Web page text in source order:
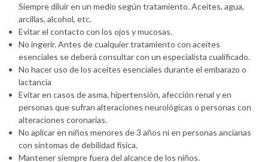
Siempre diluir en un medio según tratamiento. Aceites, agua,
arcillas, alcohol, etc.
Evitar el contacto con los ojos y mucosas.
No ingerir. Antes de cualquier tratamiento con aceites
esenciales se deberá consultar con un especialista cualificado.
No hacer uso de los aceites esenciales durante el embarazo o
lactancia
Evitar en casos de asma, hipertensión, afección renal y en
personas que sufran alteraciones neurológicas o personas con
alteraciones coronarias.
No aplicar en niños menores de 3 años ni en personas ancianas
con síntomas de debilidad física.
Mantener siempre fuera del alcance de los niños.